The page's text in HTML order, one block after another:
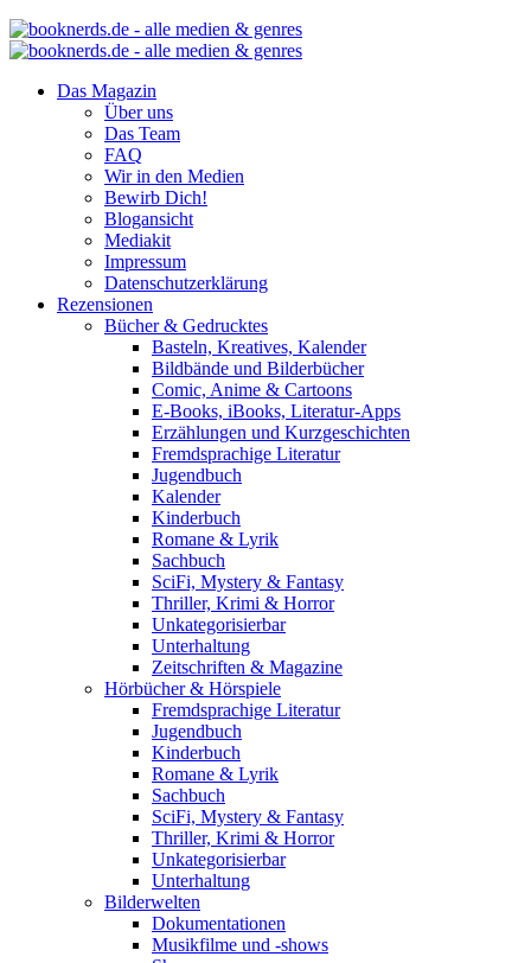
Das Magazin
Über uns
Das Team
FAQ
Wir in den Medien
Bewirb Dich!
Blogansicht
Mediakit
Impressum
Datenschutzerklärung
Rezensionen
Bücher & Gedrucktes
Basteln, Kreatives, Kalender
Bildbände und Bilderbücher
Comic, Anime & Cartoons
E-Books, iBooks, Literatur-Apps
Erzählungen und Kurzgeschichten
Fremdsprachige Literatur
Jugendbuch
Kalender
Kinderbuch
Romane & Lyrik
Sachbuch
SciFi, Mystery & Fantasy
Thriller, Krimi & Horror
Unkategorisierbar
Unterhaltung
Zeitschriften & Magazine
Hörbücher & Hörspiele
Fremdsprachige Literatur
Jugendbuch
Kinderbuch
Romane & Lyrik
Sachbuch
SciFi, Mystery & Fantasy
Thriller, Krimi & Horror
Unkategorisierbar
Unterhaltung
Bilderwelten
Dokumentationen
Musikfilme und -shows